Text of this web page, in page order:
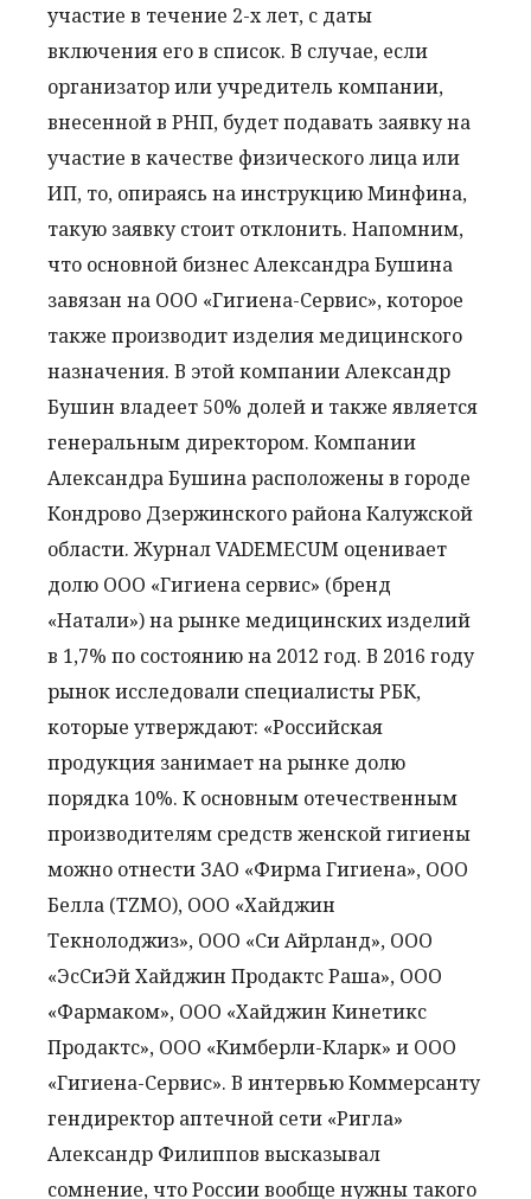
участие в течение 2-х лет, с даты
включения его в список. В случае, если
организатор или учредитель компании,
внесенной в РНП, будет подавать заявку на
участие в качестве физического лица или
ИП, то, опираясь на инструкцию Минфина,
такую заявку стоит отклонить. Напомним,
что основной бизнес Александра Бушина
завязан на ООО «Гигиена-Сервис», которое
также производит изделия медицинского
назначения. В этой компании Александр
Бушин владеет 50% долей и также является
генеральным директором. Компании
Александра Бушина расположены в городе
Кондрово Дзержинского района Калужской
области. Журнал VADEMECUM оценивает
долю ООО «Гигиена сервис» (бренд
«Натали») на рынке медицинских изделий
в 1,7% по состоянию на 2012 год. В 2016 году
рынок исследовали специалисты РБК,
которые утверждают: «Российская
продукция занимает на рынке долю
порядка 10%. К основным отечественным
производителям средств женской гигиены
можно отнести ЗАО «Фирма Гигиена», ООО
Белла (TZMO), ООО «Хайджин
Текнолоджиз», ООО «Си Айрланд», ООО
«ЭсСиЭй Хайджин Продактс Раша», ООО
«Фармаком», ООО «Хайджин Кинетикс
Продактс», ООО «Кимберли-Кларк» и ООО
«Гигиена-Сервис». В интервью Коммерсанту
гендиректор аптечной сети «Ригла»
Александр Филиппов высказывал
сомнение, что России вообще нужны такого